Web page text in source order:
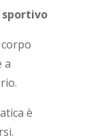
sportivo
a
è